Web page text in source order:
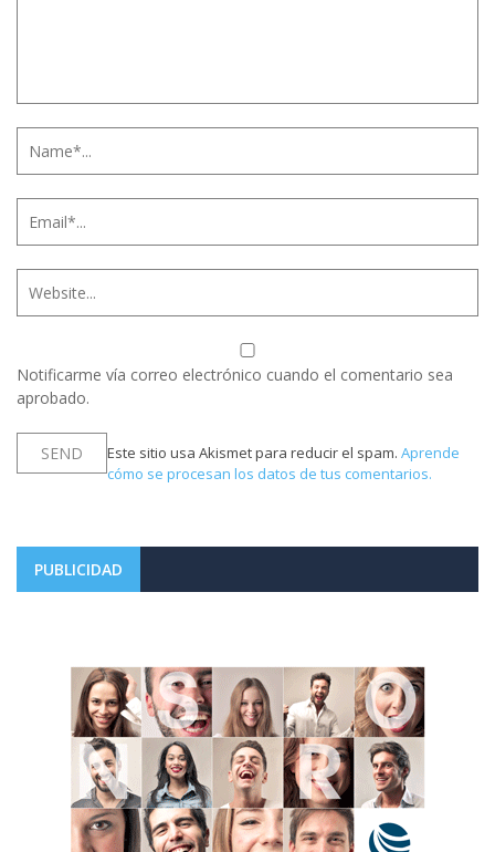
Notificarme vía correo electrónico cuando el comentario sea
aprobado.
Este sitio usa Akismet para reducir el spam. Aprende
cómo se procesan los datos de tus comentarios.
PUBLICIDAD